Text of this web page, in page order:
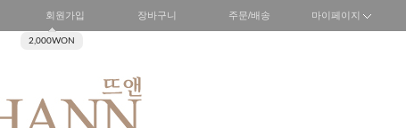
회원가입
2,000WON
장바구니 주문/배송 마이페이지